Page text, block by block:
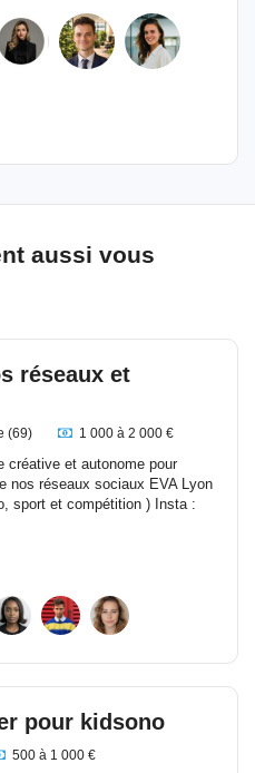
aussi vous
réseaux et
(69) 1 000 à 2 000 €
créative et autonome pour
nos réseaux sociaux EVA Lyon
sport et compétition ) Insta :
pour kidsono
500 à 1 000 €